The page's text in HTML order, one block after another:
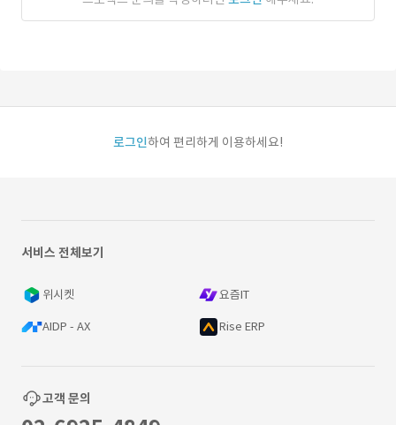
로그인하여 편리하게 이용하세요!
서비스 전체보기
위시켓 요즘IT
AIDP - AX Rise ERP
고객 문의